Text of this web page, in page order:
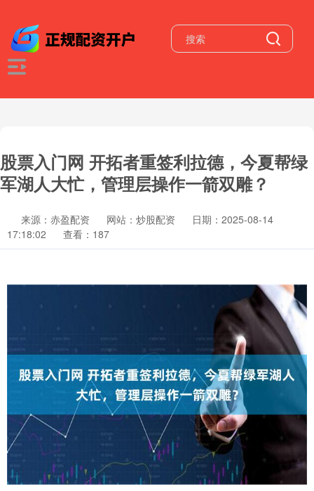
股票入门网 开拓者重签利拉德，今夏帮绿
军湖人大忙，管理层操作一箭双雕？
来源：赤盈配资 网站：炒股配资
日期：2025-08-14
17:18:02
查看：187